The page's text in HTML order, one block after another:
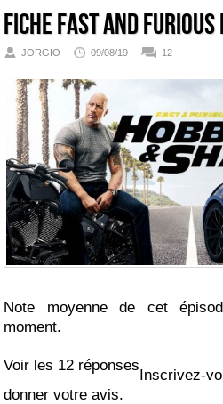
FicheFast and Furious
JORGIO 09/08/19 12
Note moyenne de cet
moment.
Voir les 12 réponses
Inscrivez-
donner votre avis.